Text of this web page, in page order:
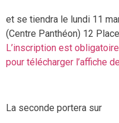
et se tiendra le lundi 11
(Centre Panthéon) 12
L’inscription est
pour télécharger l’affiche
La seconde portera sur